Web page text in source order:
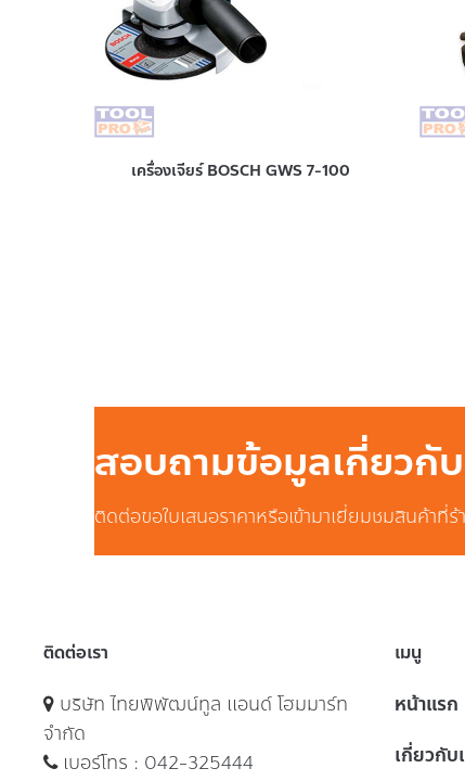
เครื่องเจียร์ BOSCH GWS 7-100
สอบถามข้อมูลเกี่ยวกั
ติดต่อขอใบเสนอราคาหรือเข้ามาเยี่ยมชมสินค้า
ติดต่อเรา
บริษัท ไทยพิพัฒน์ทูล แอนด์ โฮมมาร์ท
จำกัด
เบอร์โทร : 042-325444
เมนู
หน้าแรก
เกี่ยวกับ